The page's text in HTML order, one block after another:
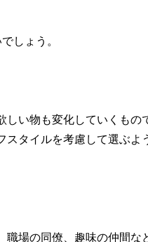
しょう。
しい物も変化していくもの
タイルを考慮して選ぶよ
職場の同僚、趣味の仲間な